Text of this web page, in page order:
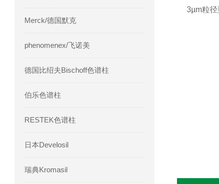
Merck/德国默克
phenomenex/飞诺美
德国比绍夫Bischoff色谱柱
伯乐色谱柱
RESTEK色谱柱
日本Develosil
瑞典Kromasil
3µm粒